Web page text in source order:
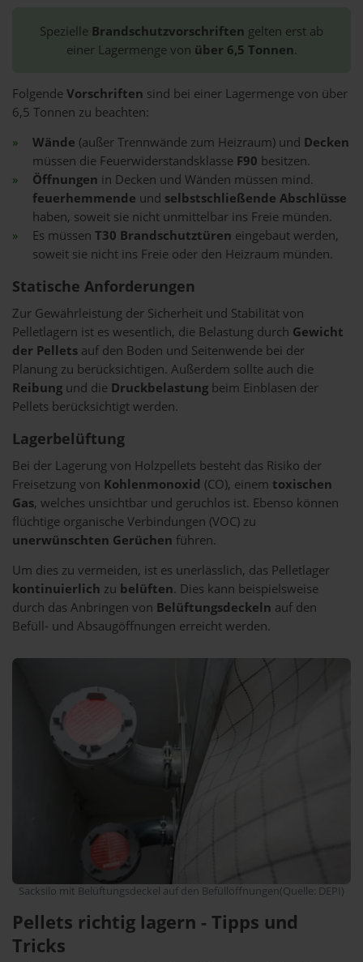
Spezielle Brandschutzvorschriften gelten erst ab
einer Lagermenge von über 6,5 Tonnen.
FolgendeVorschriften sind bei einer Lagermenge von über
6,5 Tonnen zu beachten:
Wände (außer Trennwände zum Heizraum) und Decken
müssen die Feuerwiderstandsklasse F90 besitzen.
Öffnungen in Decken und Wänden müssen mind.
feuerhemmende und selbstschließende Abschlüsse
haben, soweit sie nicht unmittelbar ins Freie münden.
Es müssen T30 Brandschutztüren eingebaut werden,
soweit sie nicht ins Freie oder den Heizraum münden.
Statische Anforderungen
Zur Gewährleistung der Sicherheit und Stabilität von
Pelletlagern ist es wesentlich, die Belastung durch Gewicht
der Pellets auf den Boden und Seitenwende bei der
Planung zu berücksichtigen. Außerdem sollte auch die
Reibung und die Druckbelastung beim Einblasen der
Pellets berücksichtigt werden.
Lagerbelüftung
Bei der Lagerung von Holzpellets besteht das Risiko der
Freisetzung von Kohlenmonoxid (CO), einem toxischen
Gas, welches unsichtbar und geruchlos ist. Ebenso können
flüchtige organische Verbindungen (VOC) zu
unerwünschten Gerüchen führen.
Um dies zu vermeiden, ist es unerlässlich, das Pelletlager
kontinuierlich zu belüften. Dies kann beispielsweise
durch das Anbringen von Belüftungsdeckeln auf den
Befüll- und Absaugöffnungen erreicht werden.
Sacksilo mit Belüftungsdeckel auf den Befüllöffnungen(Quelle: DEPI)
Pellets richtig lagern - Tipps und
Tricks